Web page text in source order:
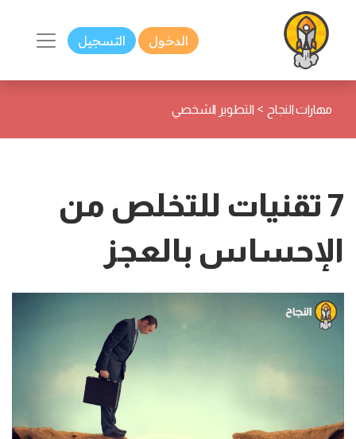
الدخول التسجيل
مهارات النجاح > التطوير الشخصي
7 تقنيات للتخلص من
الإحساس بالعجز